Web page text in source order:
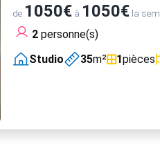
de 1050€à 1050€la
2personne(s)
Studio
35m² 1pièces